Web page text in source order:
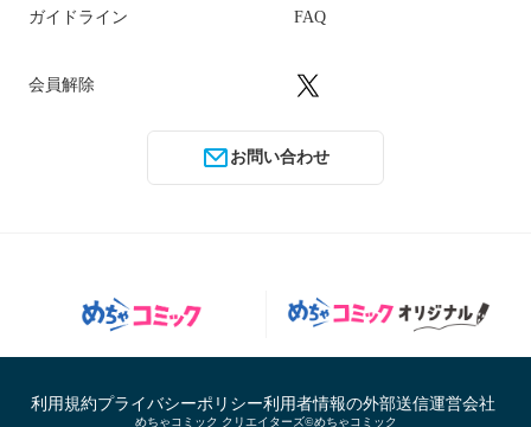
ガイドライン FAQ
会員解除
お問い合わせ
利用規約プライバシーポリシー利用者情報の外部送信運営会社
めちゃコミック クリエイターズ©めちゃコミック